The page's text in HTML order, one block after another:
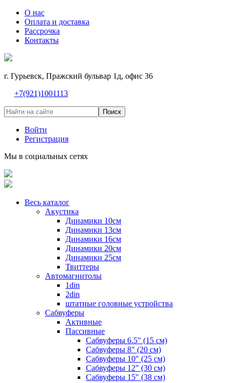
О нас
Оплата и доставка
Рассрочка
Контакты
г. Гурьевск, Пражский бульвар 1д, офис 36
+7(921)1001113
Поиск
Войти
Регистрация
Мы в социальных сетях
Весь каталог
Акустика
Динамики 10см
Динамики 13см
Динамики 16см
Динамики 20см
Динамики 25см
Твиттеры
Автомагнитолы
1din
2din
штатные головные устройства
Сабвуферы
Активные
Пассивные
Сабвуферы 6.5" (15 см)
Сабвуферы 8" (20 см)
Сабвуферы 10" (25 см)
Сабвуферы 12" (30 см)
Сабвуферы 15" (38 см)